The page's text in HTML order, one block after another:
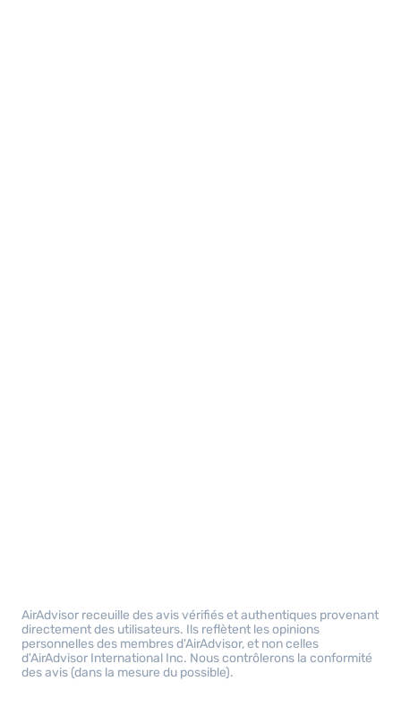
AirAdvisor receuille des avis vérifiés et authentiques provenant
directement des utilisateurs. Ils reflètent les opinions
personnelles des membres d'AirAdvisor, et non celles
d'AirAdvisor International Inc. Nous contrôlerons la conformité
des avis (dans la mesure du possible).